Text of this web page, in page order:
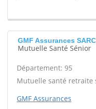
GMF Assurances
Mutuelle Santé Sénior
Département: 95
Mutuelle santé retraite
GMF Assurances